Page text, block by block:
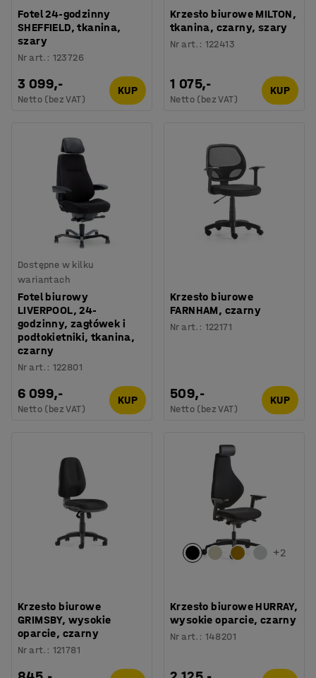
Fotel 24-godzinny
SHEFFIELD, tkanina,
szary
Nr art. : 123726
3 099,-
Netto (bez VAT)
KUP
Krzesło biurowe MILTON,
tkanina, czarny, szary
Nr art. : 122413
1 075,-
Netto (bez VAT)
KUP
Dostępne w kilku
wariantach
Fotel biurowy
LIVERPOOL, 24-
godzinny, zagłówek i
podłokietniki, tkanina,
czarny
Nr art. : 122801
6 099,-
Netto (bez VAT)
KUP
Krzesło biurowe
FARNHAM, czarny
Nr art. : 122171
509,-
Netto (bez VAT)
KUP
Krzesło biurowe
GRIMSBY, wysokie
oparcie, czarny
Nr art. : 121781
+2
Krzesło biurowe HURRAY,
wysokie oparcie, czarny
Nr art. : 148201